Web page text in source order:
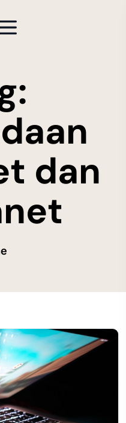
dan